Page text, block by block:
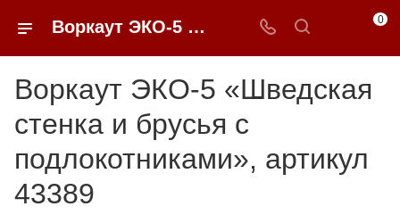
Воркаут ЭКО-5 «Шведская стенка и брусья с подлокотниками» купить в Москве от 248 010 ₽ - 0FFER 0
Воркаут ЭКО-5 «Шведская
стенка и брусья с
подлокотниками», артикул
43389